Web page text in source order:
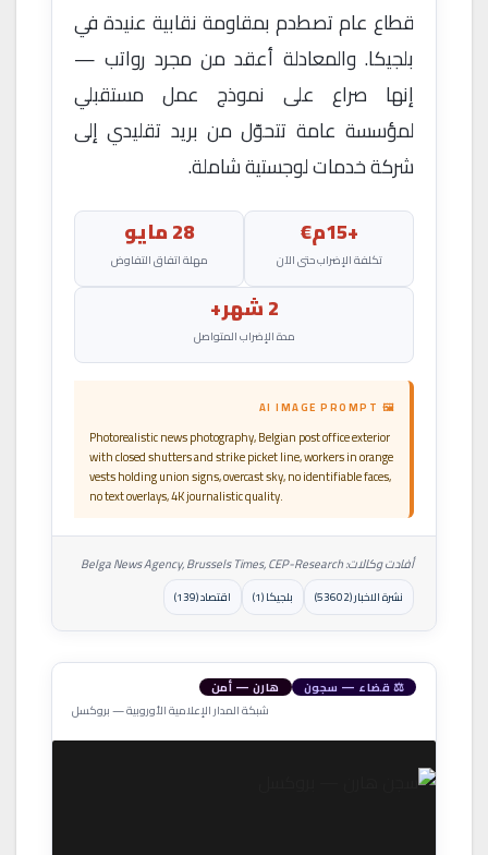
قطاع عام تصطدم بمقاومة نقابية عنيدة في
بلجيكا. والمعادلة أعقد من مجرد رواتب —
إنها صراع على نموذج عمل مستقبلي
لمؤسسة عامة تتحوّل من بريد تقليدي إلى
شركة خدمات لوجستية شاملة.
+15م€
تكلفة الإضراب حتى الآن
28 مايو
مهلة اتفاق التفاوض
2 شهر+
مدة الإضراب المتواصل
🖼 AI IMAGE PROMPT
Photorealistic news photography, Belgian post office exterior
with closed shutters and strike picket line, workers in orange
vests holding union signs, overcast sky, no identifiable faces,
no text overlays, 4K journalistic quality.
أفادت وكالات: Belga News Agency, Brussels Times, CEP-Research
نشرة الاخبار (53602) بلجيكا (1) اقتصاد (139)
⚖ قضاء — سجون هارن — أمن
شبكة المدار الإعلامية الأوروبية — بروكسل